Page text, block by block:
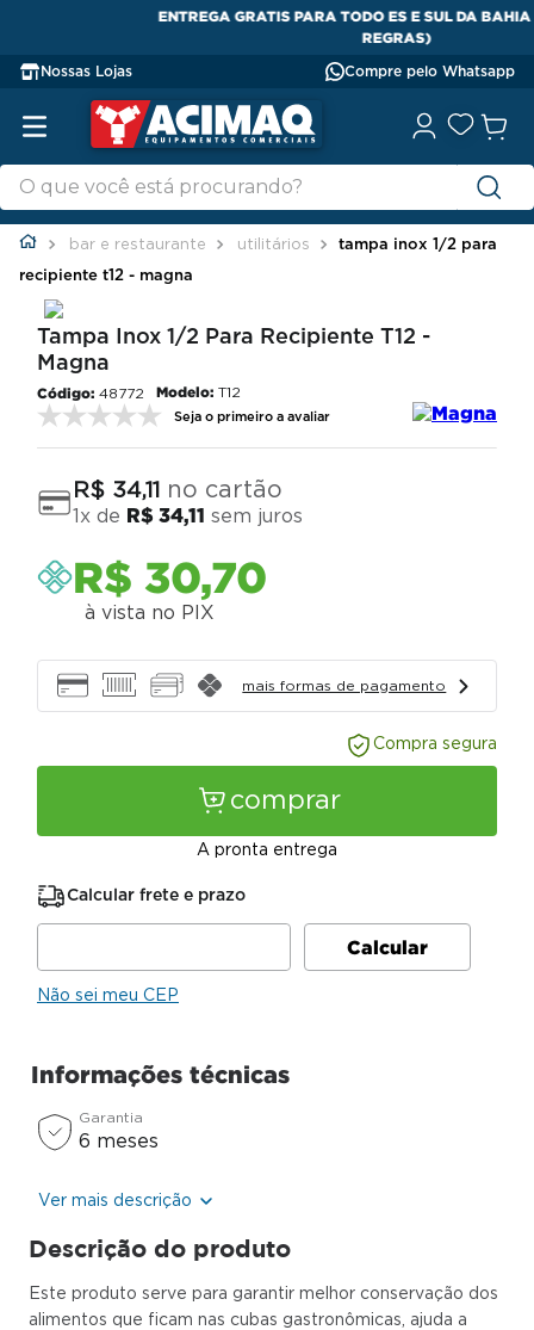
ENTREGA GRATIS PARA TODO ES E SUL DA BAHIA (CONFIRA AS
Nossas Lojas Compre pelo Whatsapp
bar e restaurante utilitários
tampa inox 1/2 para
recipiente t12 - magna
Tampa Inox 1/2 Para Recipiente T12 -
Magna
48772 Modelo: T12
Seja o primeiro a avaliar
R$ 34,11 no cartão
1 x de R$ 34,11 sem juros
R$ 30,70
à vista no PIX
mais formas de pagamento
Compra segura
comprar
A pronta entrega
Calcular frete e prazo
Não sei meu CEP
Informações técnicas
Garantia
6 meses
Ver mais descrição
Descrição do produto
Este produto serve para garantir melhor conservação dos
alimentos que ficam nas cubas gastronômicas, ajuda a